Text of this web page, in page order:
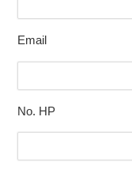
Email
No. HP